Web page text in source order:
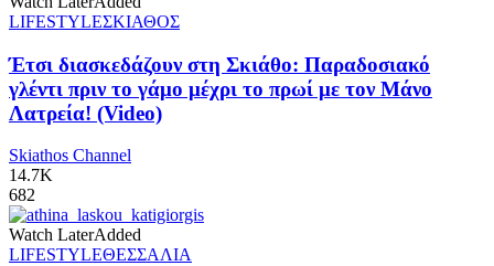
LIFESTYLEΣΚΙΑΘΟΣ
Έτσι διασκεδάζουν στη Σκιάθο: Παραδοσιακό
γλέντι πριν το γάμο μέχρι το πρωί με τον Μάνο
Λατρεία! (Video)
Skiathos Channel
14.7K
682
Watch LaterAdded
LIFESTYLEΘΕΣΣΑΛΙΑ